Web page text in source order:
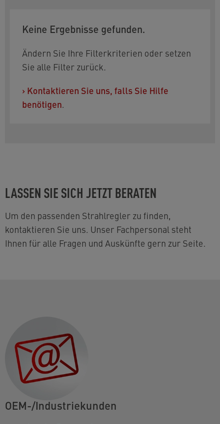
Keine Ergebnisse gefunden.
Ändern Sie Ihre Filterkriterien oder setzen
Sie alle Filter zurück.
› Kontaktieren Sie uns, falls Sie Hilfe
benötigen.
LASSEN SIE SICH JETZT BERATEN
Um den passenden Strahlregler zu finden,
kontaktieren Sie uns. Unser Fachpersonal steht
Ihnen für alle Fragen und Auskünfte gern zur Seite.
OEM-/Industriekunden